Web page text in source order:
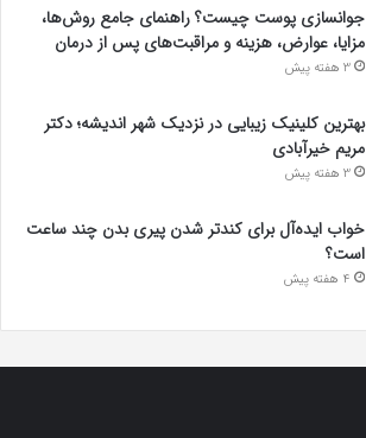
جوانسازی پوست چیست؟ راهنمای جامع روش‌ها،
مزایا، عوارض، هزینه و مراقبت‌های پس از درمان
3 هفته پیش
بهترین کلینیک زیبایی در نزدیک شهر اندیشه؛ دکتر
مریم خیرآبادی
3 هفته پیش
خواب ایده‌آل برای کندتر شدن پیری بدن چند ساعت
است؟
4 هفته پیش